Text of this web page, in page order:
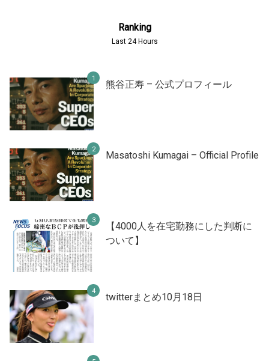
Ranking
Last 24 Hours
熊谷正寿 – 公式プロフィール
Masatoshi Kumagai – Official Profile
【4000人を在宅勤務にした判断に
ついて】
twitterまとめ10月18日